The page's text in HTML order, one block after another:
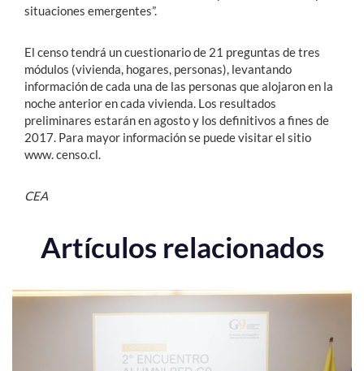
situaciones emergentes”.
El censo tendrá un cuestionario de 21 preguntas de tres
módulos (vivienda, hogares, personas), levantando
información de cada una de las personas que alojaron en la
noche anterior en cada vivienda. Los resultados
preliminares estarán en agosto y los definitivos a fines de
2017. Para mayor información se puede visitar el sitio
www. censo.cl.
CEA
Artículos relacionados